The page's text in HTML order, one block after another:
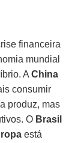
financeira
mundial
AChina
consumir
produz, mas
O Brasil
está